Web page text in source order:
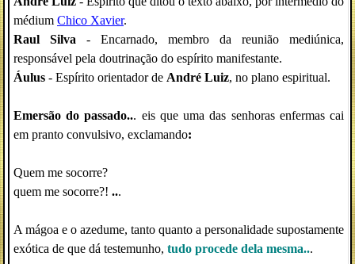
médium Chico Xavier.
Raul Silva - Encarnado, membro da reunião mediúnica,
responsável pela doutrinação do espírito manifestante.
Áulus - Espírito orientador de André Luiz, no plano espiritual.
Emersão do passado... eis que uma das senhoras enfermas cai
em pranto convulsivo, exclamando:
Quem me socorre?
quem me socorre?! ...
A mágoa e o azedume, tanto quanto a personalidade supostamente
exótica de que dá testemunho, tudo procede dela mesma...